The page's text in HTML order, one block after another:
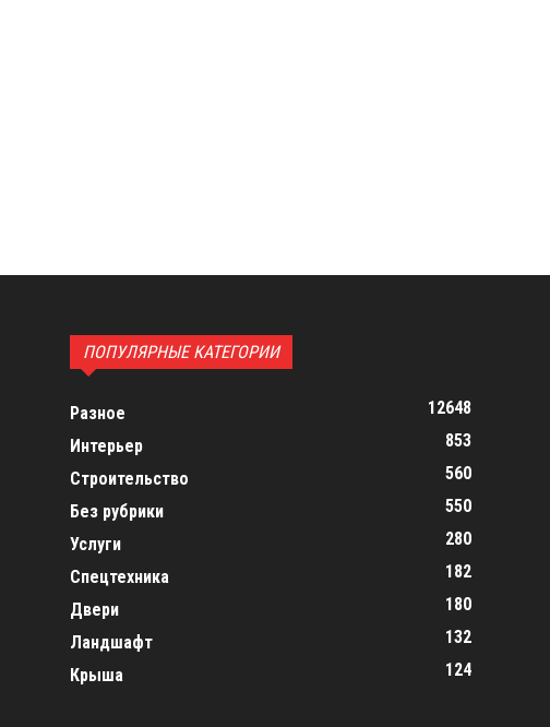
ПОПУЛЯРНЫЕ КАТЕГОРИИ
Разное
12648
Интерьер
853
Строительство
560
Без рубрики
550
Услуги
280
Спецтехника
182
Двери
180
Ландшафт
132
Крыша
124